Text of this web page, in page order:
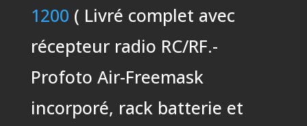
1200 ( Livré complet avec
récepteur radio RC/RF.-
Profoto Air-Freemask
incorporé, rack batterie et